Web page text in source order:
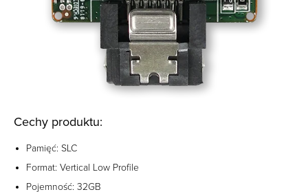
Cechy produktu:
Pamięć: SLC
Format: Vertical Low Profile
Pojemność: 32GB